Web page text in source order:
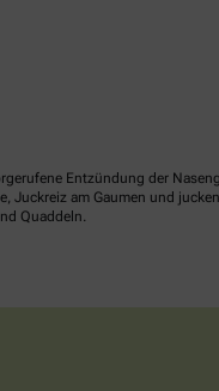
Entzündung der
Juckreiz am Gaumen und
Quaddeln.